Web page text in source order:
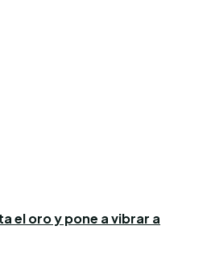
el oro y pone a vibrar a